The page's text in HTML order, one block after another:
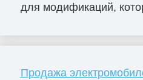
для модификаций,
Продажа